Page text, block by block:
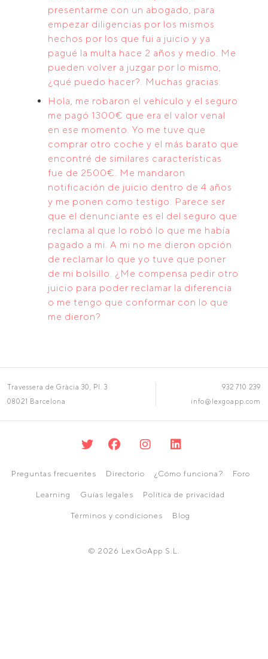
presentarme con un abogado, para
empezar diligencias por los mismos
hechos por los que fui a juicio y ya
pagué la multa hace 2 años y medio. Me
pueden volver a juzgar por lo mismo,
¿qué puedo hacer?. Muchas gracias.
Hola, me robaron el vehículo y el seguro
me pagó 1300€ que era el valor venal
en ese momento. Yo me tuve que
comprar otro coche y el más barato que
encontré de similares características
fue de 2500€. Me mandaron
notificación de juicio dentro de 4 años
y me ponen como testigo. Parece ser
que el denunciante es el del seguro que
reclama al que lo robó lo que me había
pagado a mi. A mi no me dieron opción
de reclamar lo que yo tuve que poner
de mi bolsillo. ¿Me compensa pedir otro
juicio para poder reclamar la diferencia
o me tengo que conformar con lo que
me dieron?
Travessera de Gràcia 30, Pl. 3
08021 Barcelona
932 710 239
info@lexgoapp.com
Preguntas frecuentes Directorio ¿Cómo funciona? Foro
Learning Guías legales Política de privacidad
Términos y condiciones Blog
© 2026 LexGoApp S.L.